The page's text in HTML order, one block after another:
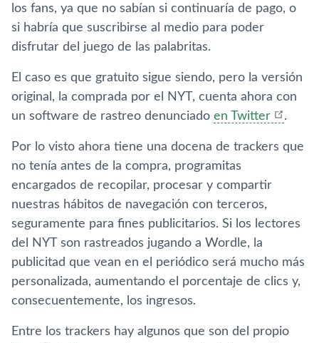
los fans, ya que no sabían si continuaría de pago, o
si habría que suscribirse al medio para poder
disfrutar del juego de las palabritas.
El caso es que gratuito sigue siendo, pero la versión
original, la comprada por el NYT, cuenta ahora con
un software de rastreo denunciado en Twitter .
Por lo visto ahora tiene una docena de trackers que
no tenía antes de la compra, programitas
encargados de recopilar, procesar y compartir
nuestras hábitos de navegación con terceros,
seguramente para fines publicitarios. Si los lectores
del NYT son rastreados jugando a Wordle, la
publicitad que vean en el periódico será mucho más
personalizada, aumentando el porcentaje de clics y,
consecuentemente, los ingresos.
Entre los trackers hay algunos que son del propio